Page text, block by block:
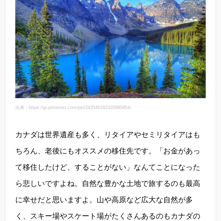
出典：https://jp.pinterest.com/pin/243546292320980954/
カナダは世界遺産も多く、リタイアやセミリタイアはも
ちろん、老後にもオススメの移住先です。「お金があっ
て移住したけど、することがない」なんてことになった
ら悲しいですよね。自然な豊かな土地で旅するのも最高
に幸せだと思いますよ。山や高原など広大な自然が多
く、スキー場やスケート場がたくさんあるのもカナダの